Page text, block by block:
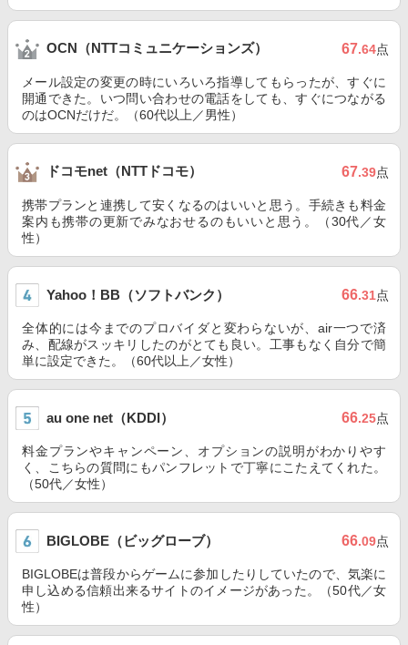
OCN（NTTコミュニケーションズ） 67.64点
メール設定の変更の時にいろいろ指導してもらったが、すぐに
開通できた。いつ問い合わせの電話をしても、すぐにつながる
のはOCNだけだ。（60代以上／男性）
ドコモnet（NTTドコモ） 67.39点
携帯プランと連携して安くなるのはいいと思う。手続きも料金
案内も携帯の更新でみなおせるのもいいと思う。（30代／女
性）
Yahoo！BB（ソフトバンク） 66.31点
全体的には今までのプロバイダと変わらないが、air一つで済
み、配線がスッキリしたのがとても良い。工事もなく自分で簡
単に設定できた。（60代以上／女性）
au one net（KDDI） 66.25点
料金プランやキャンペーン、オプションの説明がわかりやす
く、こちらの質問にもパンフレットで丁寧にこたえてくれた。
（50代／女性）
BIGLOBE（ビッグローブ） 66.09点
BIGLOBEは普段からゲームに参加したりしていたので、気楽に
申し込める信頼出来るサイトのイメージがあった。（50代／女
性）